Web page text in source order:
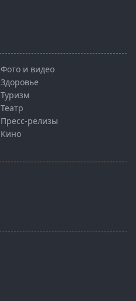
Фото и видео
Здоровье
Туризм
Театр
Пресс-релизы
Кино